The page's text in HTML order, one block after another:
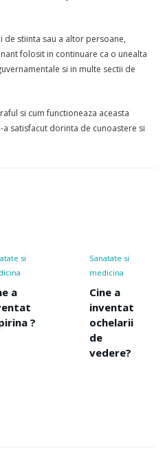
stiinta sau a altor persoane,
folosit in continuare ca o unealta
si in multe sectii de
si cum functioneaza aceasta
a satisfacut dorinta de cunoastere si
Sanatate si
medicina
Cine a
inventat
ochelarii
Sanatate si
medicina
Cine a
inventat
anticonce
e?